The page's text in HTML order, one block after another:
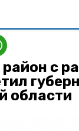
с
области